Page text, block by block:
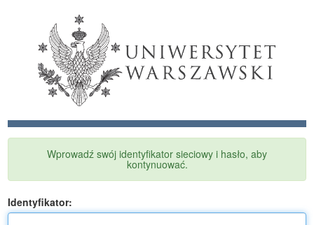
Wprowadź swój identyfikator sieciowy i hasło, aby
kontynuować.
Identyfikator: